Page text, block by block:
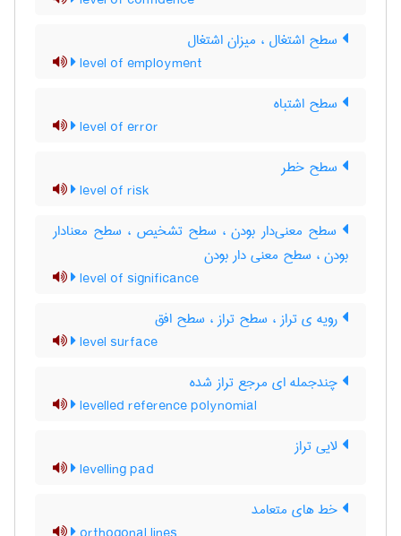
سطح اشتغال ، میزان اشتغال
level of employment
سطح اشتباه
level of error
سطح خطر
level of risk
سطح معنی‌دار بودن ، سطح تشخیص ، سطح معنادار
بودن ، سطح معنی دار بودن
level of significance
رویه ی تراز ، سطح تراز ، سطح افق
level surface
چندجمله ای مرجع تراز شده
levelled reference polynomial
لایی تراز
levelling pad
خط های متعامد